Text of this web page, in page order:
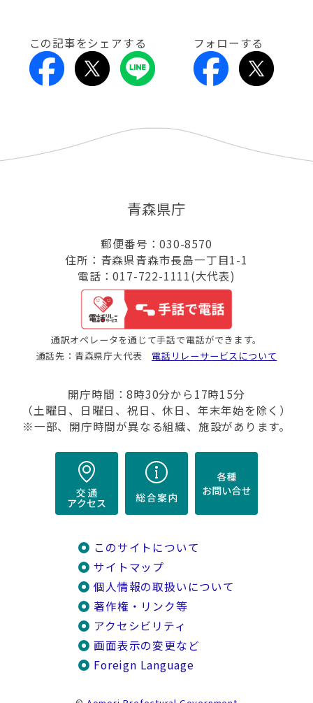
この記事をシェアする フォローする
青森県庁
郵便番号：030-8570
住所：青森県青森市長島一丁目1-1
電話：017-722-1111(大代表)
通訳オペレータを通じて手話で電話ができます。
通話先：青森県庁大代表 電話リレーサービスについて
開庁時間：8時30分から17時15分
（土曜日、日曜日、祝日、休日、年末年始を除く）
※一部、開庁時間が異なる組織、施設があります。
このサイトについて
サイトマップ
個人情報の取扱いについて
著作権・リンク等
アクセシビリティ
画面表示の変更など
Foreign Language